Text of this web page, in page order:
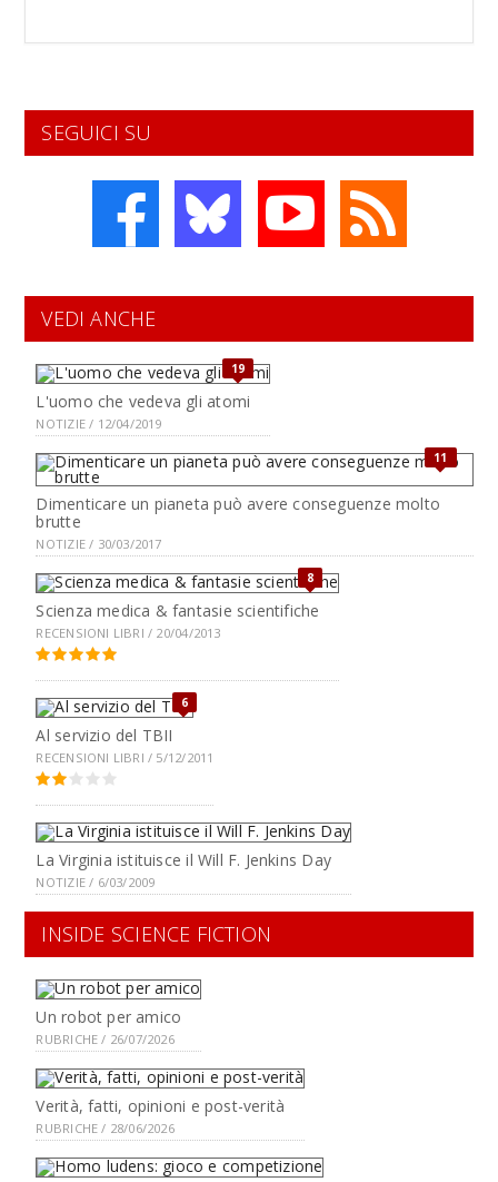
SEGUICI SU
VEDI ANCHE
19
L'uomo che vedeva gli atomi
NOTIZIE / 12/04/2019
11
Dimenticare un pianeta può avere conseguenze molto
brutte
NOTIZIE / 30/03/2017
8
Scienza medica & fantasie scientifiche
RECENSIONI LIBRI / 20/04/2013
6
Al servizio del TBII
RECENSIONI LIBRI / 5/12/2011
La Virginia istituisce il Will F. Jenkins Day
NOTIZIE / 6/03/2009
INSIDE SCIENCE FICTION
Un robot per amico
RUBRICHE / 26/07/2026
Verità, fatti, opinioni e post-verità
RUBRICHE / 28/06/2026